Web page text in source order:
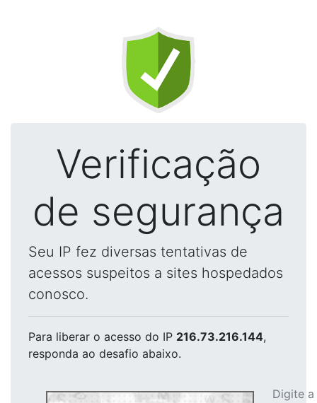
Verificação
de segurança
Seu IP fez diversas tentativas de
acessos suspeitos a sites hospedados
conosco.
Para liberar o acesso do IP 216.73.216.144,
responda ao desafio abaixo.
Digite